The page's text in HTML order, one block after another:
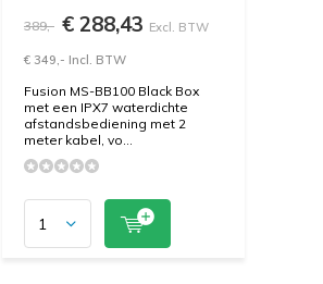
389,- € 288,43 Excl. BTW
€ 349,- Incl. BTW
Fusion MS-BB100 Black Box
met een IPX7 waterdichte
afstandsbediening met 2
meter kabel, vo...